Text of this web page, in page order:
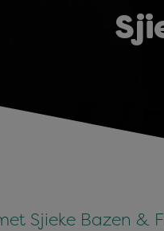
Sjieke Bazen &